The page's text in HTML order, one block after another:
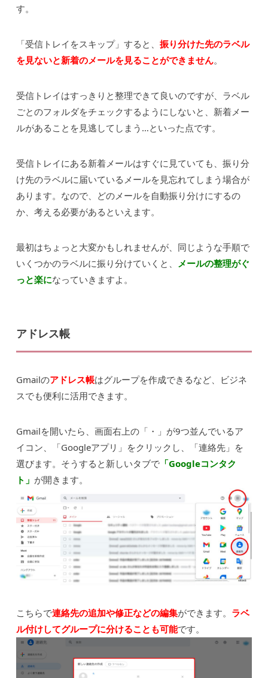
す。
「受信トレイをスキップ」すると、 振り分けた先のラベル
を見ないと新着のメールを見ることができません。
受信トレイはすっきりと整理できて良いのですが、ラベル
ごとのフォルダをチェックするようにしないと、新着メー
ルがあることを見逃してしまう…といった点です。
受信トレイにある新着メールはすぐに見ていても、振り分
け先のラベルに届いているメールを見忘れてしまう場合が
あります。なので、どのメールを自動振り分けにするの
か、考える必要があるといえます。
最初はちょっと大変かもしれませんが、同じような手順で
いくつかのラベルに振り分けていくと、
メールの整理がぐ
っと楽になっていきますよ。
アドレス帳
Gmailのアドレス帳はグループを作成できるなど、ビジネ
スでも便利に活用できます。
Gmailを開いたら、画面右上の「・」が9つ並んでいるア
イコン、「Googleアプリ」をクリックし、「連絡先」を
選びます。そうすると新しいタブで「Googleコンタク
ト」 が開きます。
こちらで連絡先の追加や修正などの編集ができます。 ラベ
ル付けしてグループに分けることも可能です。